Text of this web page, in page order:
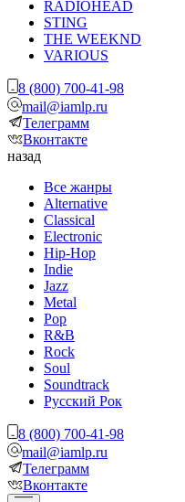
RADIOHEAD
STING
THE WEEKND
VARIOUS
8 (800) 700-41-98
mail@iamlp.ru
Телеграмм
Вконтакте
назад
Все жанры
Alternative
Classical
Electronic
Hip-Hop
Indie
Jazz
Metal
Pop
R&B
Rock
Soul
Soundtrack
Русский Рок
8 (800) 700-41-98
mail@iamlp.ru
Телеграмм
Вконтакте